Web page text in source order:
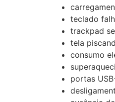
teclado
trackpad
tela
consumo
portas